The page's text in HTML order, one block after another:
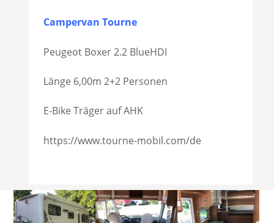
Campervan Tourne
Peugeot Boxer 2.2 BlueHDI
Länge 6,00m 2+2 Personen
E-Bike Träger auf AHK
https://www.tourne-mobil.com/de